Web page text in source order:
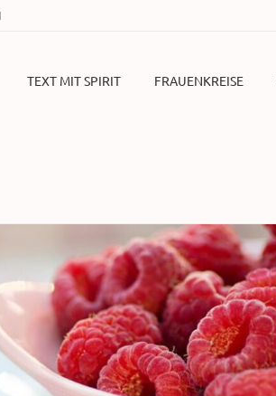
TEXT MIT SPIRIT FRAUENKREISE